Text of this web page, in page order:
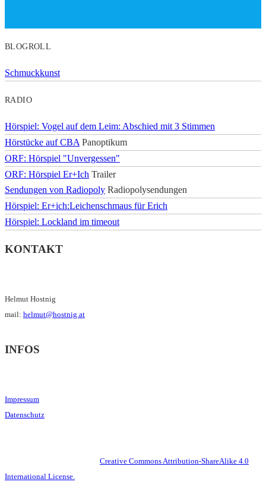
BLOGROLL
Schmuckkunst
RADIO
Hörspiel: Vogel auf dem Leim: Abschied mit 3 Stimmen
Hörstücke auf CBA Panoptikum
ORF: Hörspiel "Unvergessen"
ORF: Hörspiel Er+Ich Trailer
Sendungen von Radiopoly Radiopolysendungen
Hörspiel: Er+ich:Leichenschmaus für Erich
Hörspiel: Lockland im timeout
KONTAKT
Helmut Hostnig
mail: helmut@hostnig.at
INFOS
Impressum
Datenschutz
Creative Commons Attribution-ShareAlike 4.0
International License.